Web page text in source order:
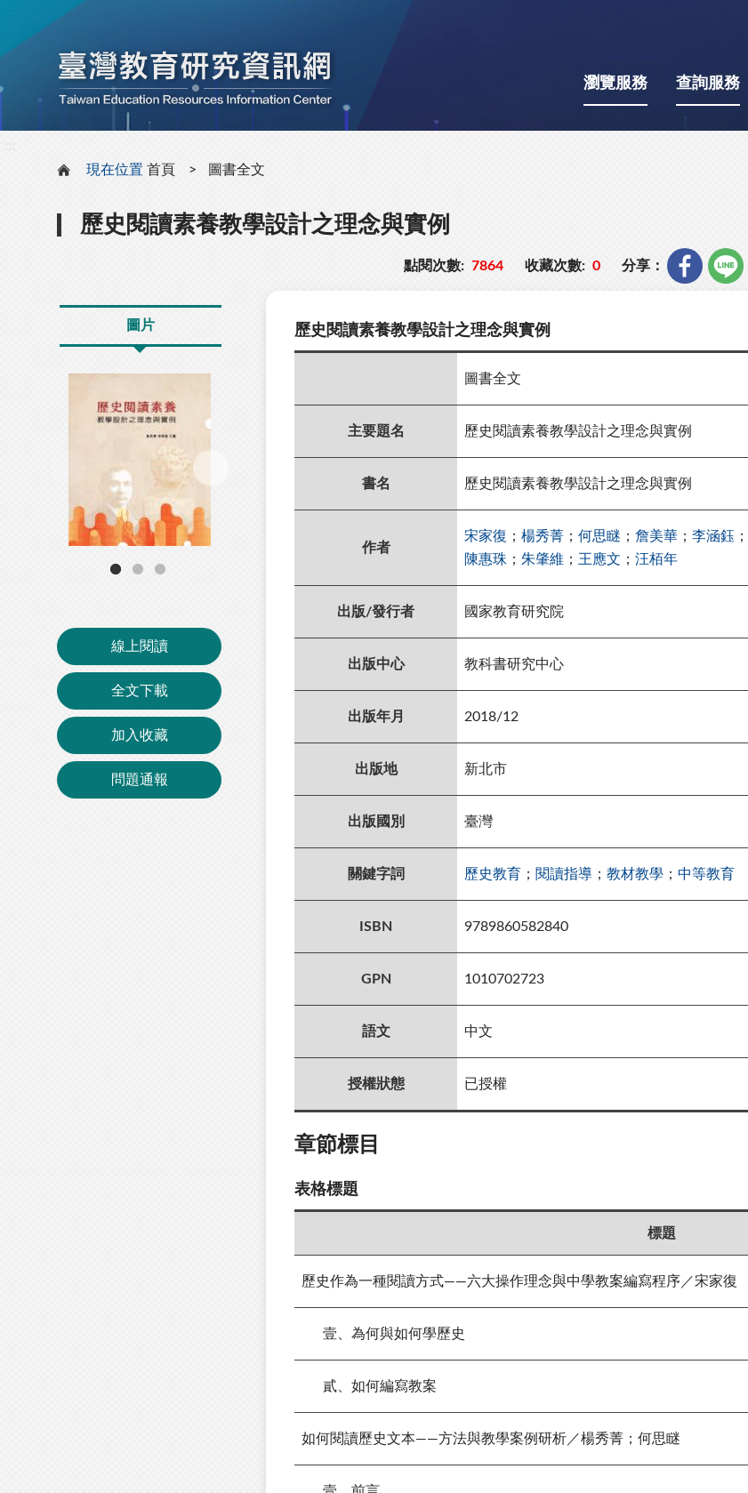
瀏覽服務 查詢服務
現在位置 首頁 圖書全文
歷史閱讀素養教學設計之理念與實例
點閱次數: 7864 收藏次數: 0 分享：
圖片
線上閱讀
全文下載
加入收藏
問題通報
歷史閱讀素養教學設計之理念與實例
圖書全文
主要題名 歷史閱讀素養教學設計之理念與實例
書名 歷史閱讀素養教學設計之理念與實例
作者
宋家復 ； 楊秀菁 ； 何思瞇 ； 詹美華 ； 李涵鈺 ；
陳惠珠 ； 朱肇維 ； 王應文 ； 汪栢年
出版/發行者 國家教育研究院
出版中心 教科書研究中心
出版年月 2018/12
出版地 新北市
出版國別 臺灣
關鍵字詞 歷史教育 ； 閱讀指導 ； 教材教學 ； 中等教育
ISBN 9789860582840
GPN 1010702723
語文 中文
授權狀態 已授權
章節標目
表格標題
標題
歷史作為一種閱讀方式——六大操作理念與中學教案編寫程序／宋家復
壹、為何與如何學歷史
貳、如何編寫教案
如何閱讀歷史文本——方法與教學案例研析／楊秀菁；何思瞇